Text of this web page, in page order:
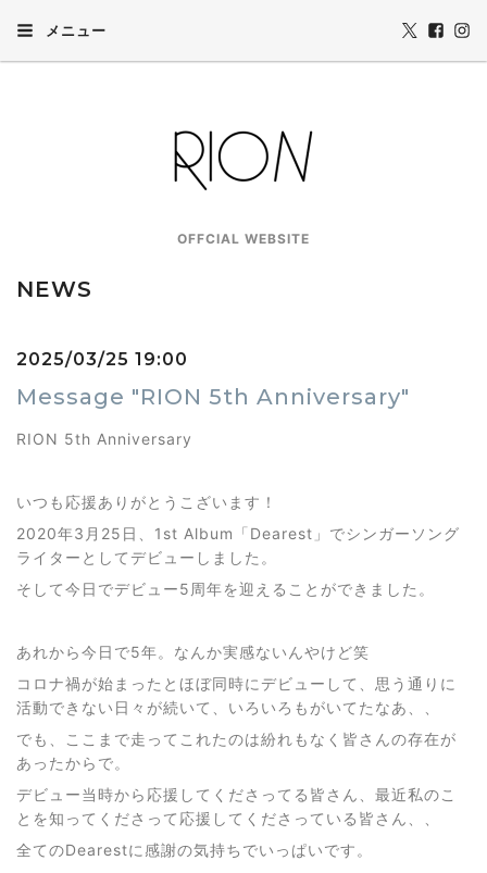
メニュー
OFFCIAL WEBSITE
NEWS
2025/03/25 19:00
Message "RION 5th Anniversary"
RION 5th Anniversary
いつも応援ありがとうこざいます！
2020年3月25日、1st Album「Dearest」でシンガーソング
ライターとしてデビューしました。
そして今日でデビュー5周年を迎えることができました。
あれから今日で5年。なんか実感ないんやけど笑
コロナ禍が始まったとほぼ同時にデビューして、思う通りに
活動できない日々が続いて、いろいろもがいてたなあ、、
でも、ここまで走ってこれたのは紛れもなく皆さんの存在が
あったからで。
デビュー当時から応援してくださってる皆さん、最近私のこ
とを知ってくださって応援してくださっている皆さん、、
全てのDearestに感謝の気持ちでいっぱいです。